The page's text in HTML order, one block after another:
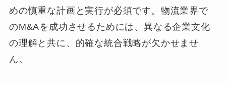
めの慎重な計画と実行が必須です。物流業界で
のM&Aを成功させるためには、異なる企業文化
の理解と共に、的確な統合戦略が欠かせませ
ん。